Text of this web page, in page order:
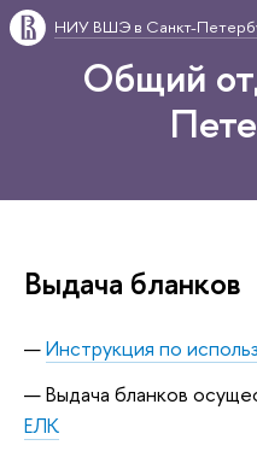
НИУ ВШЭ в Санкт-
Общий
Выдача бланков
Инструкция по
Выдача бланков
ЕЛК